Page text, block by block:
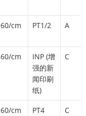
60/cm PT1/2 A
60/cm
INP (增
强的新
闻印刷
纸)
C
60/cm PT4 C